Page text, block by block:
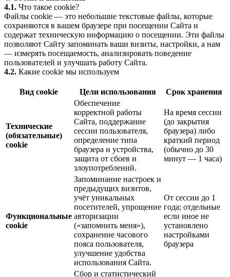
4.1. Что такое cookie?
Файлы cookie — это небольшие текстовые файлы, которые
сохраняются в вашем браузере при посещении Сайта и
содержат техническую информацию о посещении. Эти файлы
позволяют Сайту запоминать ваши визиты, настройки, а нам
— измерять посещаемость, анализировать поведение
пользователей и улучшать работу Сайта.
4.2. Какие cookie мы используем
Вид cookie Цели использования Срок хранения
Технические
(обязательные)
cookie
Обеспечение
корректной работы
Сайта, поддержание
сессии пользователя,
определение типа
браузера и устройства,
защита от сбоев и
злоупотреблений.
На время сессии
(до закрытия
браузера) либо
краткий период
(обычно до 30
минут — 1 часа)
Функциональные
cookie
Запоминание настроек и
предыдущих визитов,
учёт уникальных
посетителей, упрощение
авторизации
(«запомнить меня»),
сохранение часового
пояса пользователя,
улучшение удобства
использования Сайта.
От сессии до 1
года; отдельные
если иное не
установлено
настройками
браузера
Сбор и статистический